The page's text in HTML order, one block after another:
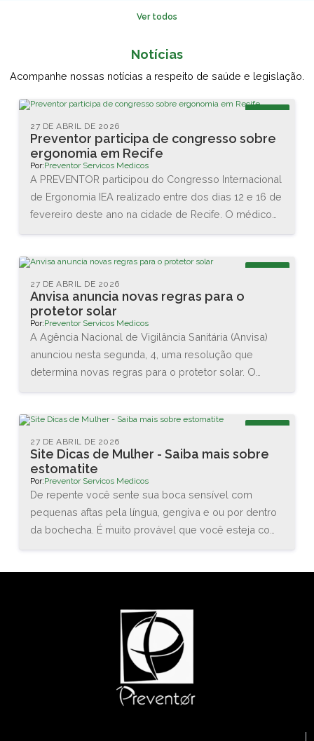
Ver todos
Notícias
Acompanhe nossas notícias a respeito de saúde e legislação.
Preventor participa de congresso sobre
ergonomia em Recife
27 DE ABRIL DE 2026
Por:Preventor Servicos Medicos
A PREVENTOR participou do Congresso Internacional
de Ergonomia IEA realizado entre dos dias 12 e 16 de
fevereiro deste ano na cidade de Recife. O médico
Maurício, da DCA Ergonomia, e juntos conheceram as
novas tecnologias disponíveis na área. Também
assistiram diversas palestras sobre as interações
entre o homem e o trabalho.
Anvisa anuncia novas regras para o
protetor solar
27 DE ABRIL DE 2026
Por:Preventor Servicos Medicos
A Agência Nacional de Vigilância Sanitária (Anvisa)
anunciou nesta segunda, 4, uma resolução que
determina novas regras para o protetor solar. O
mínimo do Fator de Proteção Solar (FPS), que vai
aumentar de 2 para 6, e na proteção contra os raios
UVA, que agora terá que ser de no mínimo 1/3 do
valor do FPS declarado.
Site Dicas de Mulher - Saiba mais sobre
estomatite
27 DE ABRIL DE 2026
Por:Preventor Servicos Medicos
De repente você sente sua boca sensível com
pequenas aftas pela língua, gengiva e ou por dentro
da bochecha. É muito provável que você esteja com
estruturas da cavidade oral (boca) e orofaringe, que
pode envolver a região das bochechas, gengivas,
língua, lábios, garganta, ou assoalho da boca.”